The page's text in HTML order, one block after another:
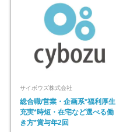
サイボウズ株式会社
総合職/営業・企画系*福利厚生
充実*時短・在宅など選べる働
き方*賞与年2回